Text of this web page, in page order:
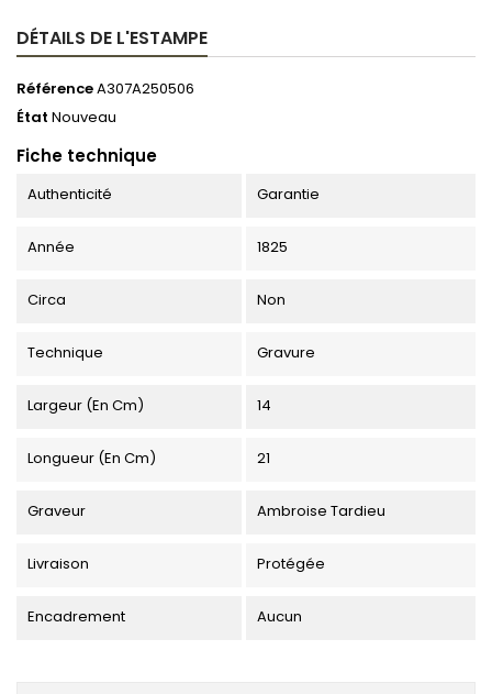
DÉTAILS DE L'ESTAMPE
RéférenceA307A250506
État Nouveau
Fiche technique
Authenticité Garantie
Année 1825
Circa Non
Technique Gravure
Largeur (en Cm) 14
Longueur (en Cm) 21
Graveur Ambroise Tardieu
Livraison Protégée
Encadrement Aucun